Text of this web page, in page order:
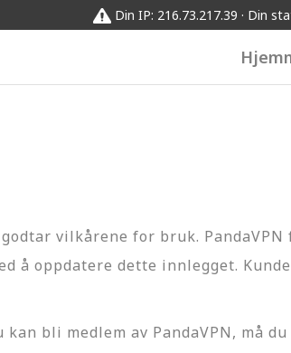
Din IP: 216.73.217.39 · Din
vilkårene for bruk.
å oppdatere dette innlegget.
bli medlem av PandaVPN, må